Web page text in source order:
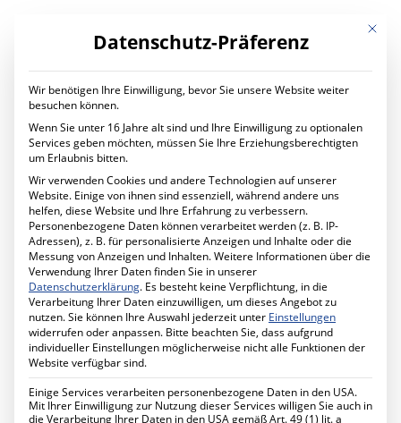
LEISTUNGEN
Digitaler Wandel im Unternehmen
Ihr Projekt mit uns
IT Services
Planung und Betrieb
IT Managed Services
Ihr Projekt mit uns
Cyber Security
Mehr Sicherheit für Ihr Unternehmen
Förderprogramm MID-Digitale Sicherheit
Ihr Projekt mit uns
Schule Digital
Unterricht digital gestalten
Ihr Projekt mit uns
Cabling Solutions
Strukturierte Verkabelung im Gebäude
Ihr Projekt mit uns
Datenschutz
Datenschutz für Ihr Unternehmen
Leistungen
Mit
Datenschutz-Präferenz
Wir benötigen Ihre Einwilligung, bevor Sie unsere Website weiter
besuchen können.
Wenn Sie unter 16 Jahre alt sind und Ihre Einwilligung zu optionalen
Services geben möchten, müssen Sie Ihre Erziehungsberechtigten
um Erlaubnis bitten.
Wir verwenden Cookies und andere Technologien auf unserer
Website. Einige von ihnen sind essenziell, während andere uns
helfen, diese Website und Ihre Erfahrung zu verbessern.
Personenbezogene Daten können verarbeitet werden (z. B. IP-
Adressen), z. B. für personalisierte Anzeigen und Inhalte oder die
Messung von Anzeigen und Inhalten.Weitere Informationen über die
Verwendung Ihrer Daten finden Sie in unserer
Datenschutzerklärung. Es besteht keine Verpflichtung, in die
Verarbeitung Ihrer Daten einzuwilligen, um dieses Angebot zu
nutzen.Sie können Ihre Auswahl jederzeit unter Einstellungen
widerrufen oder anpassen. Bitte beachten Sie, dass aufgrund
individueller Einstellungen möglicherweise nicht alle Funktionen der
Website verfügbar sind.
Einige Services verarbeiten personenbezogene Daten in den USA.
Mit Ihrer Einwilligung zur Nutzung dieser Services willigen Sie auch in
die Verarbeitung Ihrer Daten in den USA gemäß Art. 49 (1) lit. a